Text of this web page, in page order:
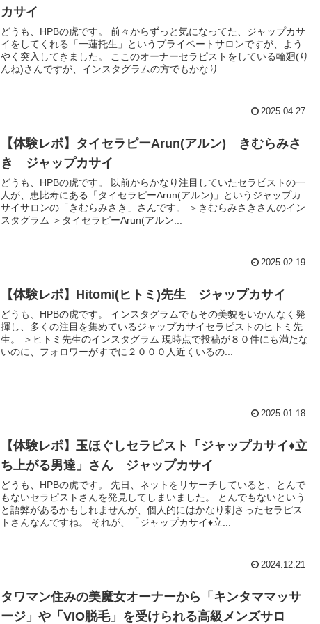
カサイ
どうも、HPBの虎です。 前々からずっと気になってた、ジャップカサ
イをしてくれる「一蓮托生」というプライベートサロンですが、よう
やく突入してきました。 ここのオーナーセラピストをしている輪廻(り
んね)さんですが、インスタグラムの方でもかなり...
2025.04.27
【体験レポ】タイセラピーArun(アルン) きむらみさ
き ジャップカサイ
どうも、HPBの虎です。 以前からかなり注目していたセラピストの一
人が、恵比寿にある「タイセラピーArun(アルン)」というジャップカ
サイサロンの「きむらみさき」さんです。 ＞きむらみさきさんのイン
スタグラム ＞タイセラピーArun(アルン...
2025.02.19
【体験レポ】Hitomi(ヒトミ)先生 ジャップカサイ
どうも、HPBの虎です。 インスタグラムでもその美貌をいかんなく発
揮し、多くの注目を集めているジャップカサイセラピストのヒトミ先
生。 ＞ヒトミ先生のインスタグラム 現時点で投稿が８０件にも満たな
いのに、フォロワーがすでに２０００人近くいるの...
2025.01.18
【体験レポ】玉ほぐしセラピスト「ジャップカサイ♦立
ち上がる男達」さん ジャップカサイ
どうも、HPBの虎です。 先日、ネットをリサーチしていると、とんで
もないセラピストさんを発見してしまいました。 とんでもないという
と語弊があるかもしれませんが、個人的にはかなり刺さったセラピス
トさんなんですね。 それが、「ジャップカサイ♦立...
2024.12.21
タワマン住みの美魔女オーナーから「キンタママッサ
ージ」や「VIO脱毛」を受けられる高級メンズサロ